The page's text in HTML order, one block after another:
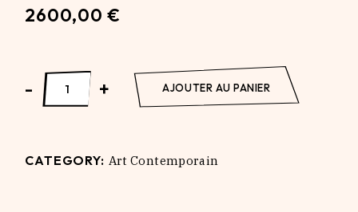
2600,00 €
Cadeau des Dieux quantity
- + AJOUTER AU PANIER
CATEGORY: Art Contemporain